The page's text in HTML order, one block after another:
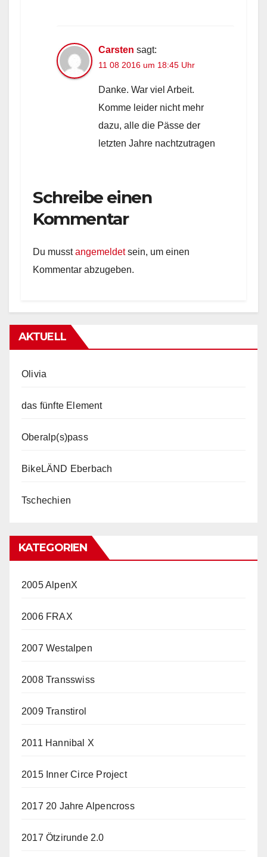
Carsten sagt:
11 08 2016 um 18:45 Uhr
Danke. War viel Arbeit.
Komme leider nicht mehr
dazu, alle die Pässe der
letzten Jahre nachtzutragen
Schreibe einen
Kommentar
Du musstangemeldetsein, um einen
Kommentar abzugeben.
AKTUELL
Olivia
das fünfte Element
Oberalp(s)pass
BikeLÄND Eberbach
Tschechien
KATEGORIEN
2005 AlpenX
2006 FRAX
2007 Westalpen
2008 Transswiss
2009 Transtirol
2011 Hannibal X
2015 Inner Circe Project
2017 20 Jahre Alpencross
2017 Ötzirunde 2.0